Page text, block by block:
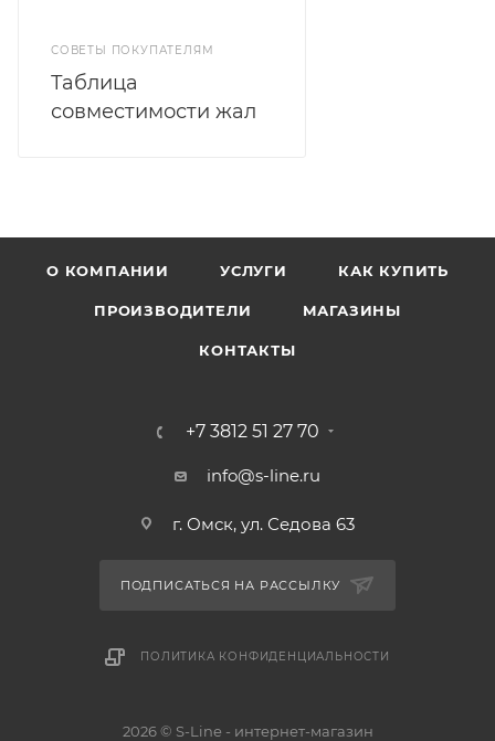
СОВЕТЫ ПОКУПАТЕЛЯМ
Таблица
совместимости жал
О КОМПАНИИ УСЛУГИ КАК КУПИТЬ
ПРОИЗВОДИТЕЛИ МАГАЗИНЫ
КОНТАКТЫ
+7 3812 51 27 70
info@s-line.ru
г. Омск, ул. Седова 63
ПОДПИСАТЬСЯ НА РАССЫЛКУ
ПОЛИТИКА КОНФИДЕНЦИАЛЬНОСТИ
2026 © S-Line - интернет-магазин